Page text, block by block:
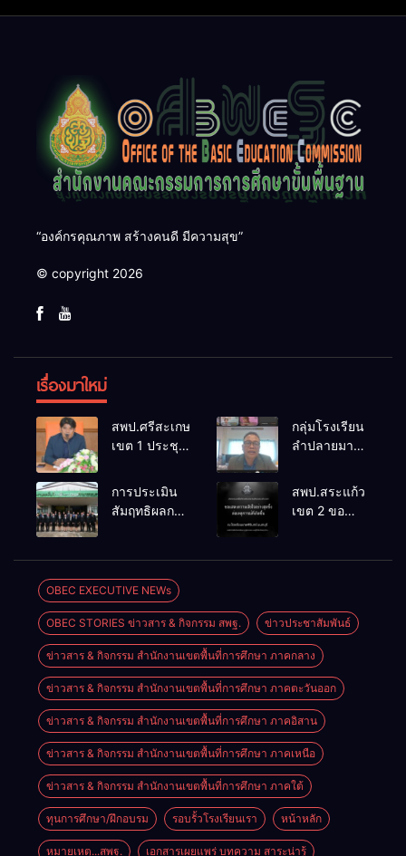
“องค์กรคุณภาพ สร้างคนดี มีความสุข”
© copyright 2026
เรื่องมาใหม่
สพป.ศรีสะเกษ
เขต 1 ประชุม
จัดการ
แข่งขันงาน
ศิลปหัตถกรรม
74 ปีการ
ศึกษา 2569
กลุ่มโรงเรียน
ลำปลายมาศ
เคลื่อน RT,
NT, O-NET
การประเมิน
สัมฤทธิผลการ
ศึกษา
ตำแหน่ง รอง
ผู้อำนวยการ
สถานศึกษา
สพป.สระแก้ว
เขต 2 ขอ
OBEC EXECUTIVE NEWs
OBEC STORIES ข่าวสาร & กิจกรรม สพฐ. ข่าวประชาสัมพันธ์
ข่าวสาร & กิจกรรม สำนักงานเขตพื้นที่การศึกษา ภาคกลาง
ข่าวสาร & กิจกรรม สำนักงานเขตพื้นที่การศึกษา ภาคตะวันออก
ข่าวสาร & กิจกรรม สำนักงานเขตพื้นที่การศึกษา ภาคอิสาน
ข่าวสาร & กิจกรรม สำนักงานเขตพื้นที่การศึกษา ภาคเหนือ
ข่าวสาร & กิจกรรม สำนักงานเขตพื้นที่การศึกษา ภาคใต้
ทุนการศึกษา/ฝึกอบรม รอบรั้วโรงเรียนเรา หน้าหลัก
หมายเหตุ...สพฐ. เอกสารเผยแพร่ บทความ สาระน่ารู้